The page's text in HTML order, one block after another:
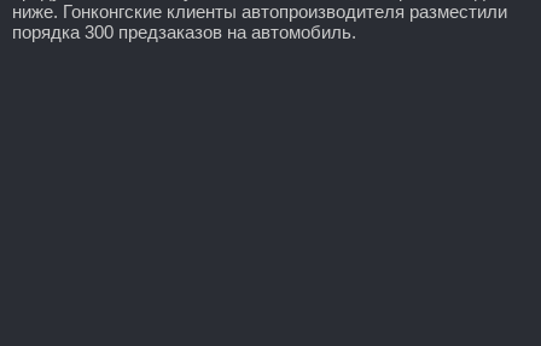
ниже. Гонконгские клиенты автопроизводителя разместили
порядка 300 предзаказов на автомобиль.